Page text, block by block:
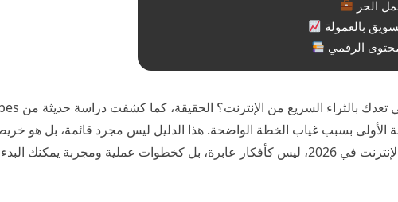
الأولى بسبب غياب الخطة الواضحة. هذا الدليل ليس مجرد قائمة، بل هو
للربح من الإنترنت في 2026، ليس كأفكار عابرة، بل كخطوات عملية ومجربة يمكنك